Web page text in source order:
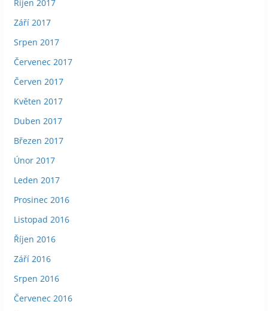
Říjen 2017
Září 2017
Srpen 2017
Červenec 2017
Červen 2017
Květen 2017
Duben 2017
Březen 2017
Únor 2017
Leden 2017
Prosinec 2016
Listopad 2016
Říjen 2016
Září 2016
Srpen 2016
Červenec 2016